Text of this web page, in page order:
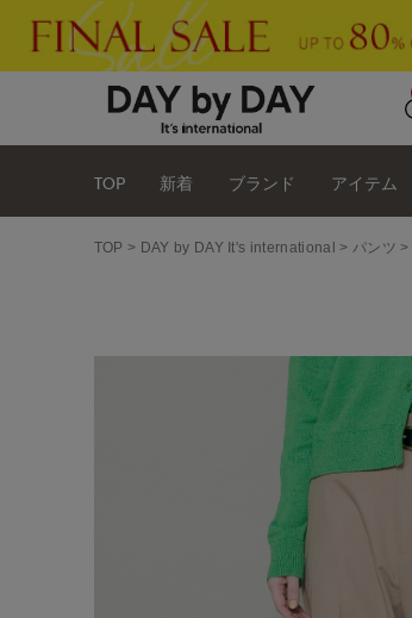
TOP 新着 ブランド アイテム
TOP DAY by DAY It's international パンツ